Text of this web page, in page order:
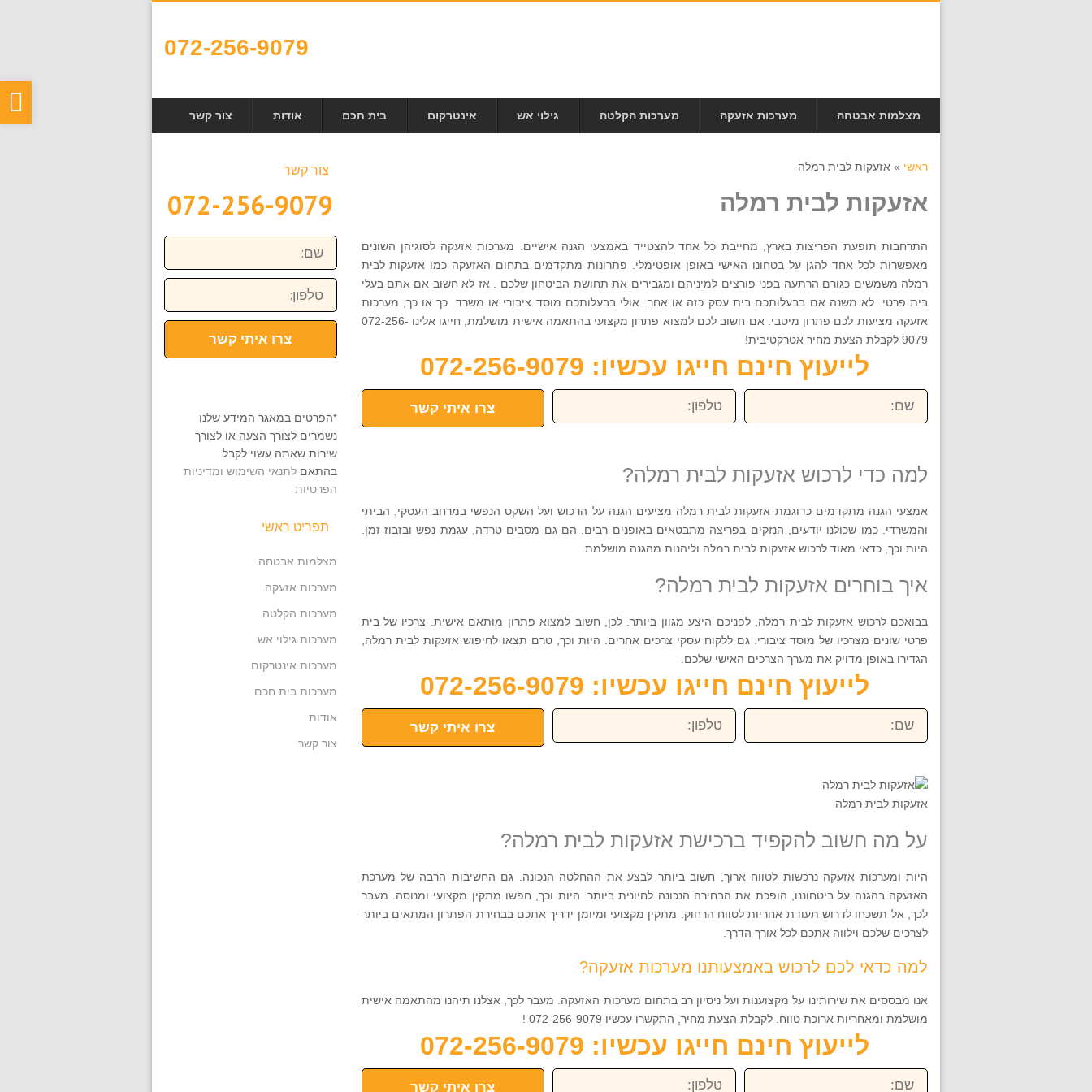
072-256-9079
מצלמות אבטחה מערכות אזעקה מערכות הקלטה גילוי אש אינטרקום בית חכם אודות צור קשר
ראשי » אזעקות לבית רמלה
אזעקות לבית רמלה
התרחבות תופעת הפריצות בארץ, מחייבת כל אחד להצטייד באמצעי הגנה אישיים. מערכות אזעקה לסוגיהן השונים
מאפשרות לכל אחד להגן על בטחונו האישי באופן אופטימלי. פתרונות מתקדמים בתחום האזעקה כמו אזעקות לבית
רמלה משמשים כגורם הרתעה בפני פורצים למיניהם ומגבירים את תחושת הביטחון שלכם . אז לא חשוב אם אתם בעלי
בית פרטי. לא משנה אם בבעלותכם בית עסק כזה או אחר. אולי בבעלותכם מוסד ציבורי או משרד. כך או כך, מערכות
אזעקה מציעות לכם פתרון מיטבי. אם חשוב לכם למצוא פתרון מקצועי בהתאמה אישית מושלמת, חייגו אלינו 072-256-
9079 לקבלת הצעת מחיר אטרקטיבית!
לייעוץ חינם חייגו עכשיו: 072-256-9079
שם: טלפון:
צרו איתי קשר
למה כדי לרכוש אזעקות לבית רמלה?
אמצעי הגנה מתקדמים כדוגמת אזעקות לבית רמלה מציעים הגנה על הרכוש ועל השקט הנפשי במרחב העסקי, הביתי
והמשרדי. כמו שכולנו יודעים, הנזקים בפריצה מתבטאים באופנים רבים. הם גם מסבים טרדה, עגמת נפש ובזבוז זמן.
היות וכך, כדאי מאוד לרכוש אזעקות לבית רמלה וליהנות מהגנה מושלמת.
איך בוחרים אזעקות לבית רמלה?
בבואכם לרכוש אזעקות לבית רמלה, לפניכם היצע מגוון ביותר. לכן, חשוב למצוא פתרון מותאם אישית. צרכיו של בית
פרטי שונים מצרכיו של מוסד ציבורי. גם ללקוח עסקי צרכים אחרים. היות וכך, טרם תצאו לחיפוש אזעקות לבית רמלה,
הגדירו באופן מדויק את מערך הצרכים האישי שלכם.
לייעוץ חינם חייגו עכשיו: 072-256-9079
שם: טלפון:
צרו איתי קשר
אזעקות לבית רמלה
על מה חשוב להקפיד ברכישת אזעקות לבית רמלה?
היות ומערכות אזעקה נרכשות לטווח ארוך, חשוב ביותר לבצע את ההחלטה הנכונה. גם החשיבות הרבה של מערכת
האזעקה בהגנה על ביטחוננו, הופכת את הבחירה הנכונה לחיונית ביותר. היות וכך, חפשו מתקין מקצועי ומנוסה. מעבר
לכך, אל תשכחו לדרוש תעודת אחריות לטווח הרחוק. מתקין מקצועי ומיומן ידריך אתכם בבחירת הפתרון המתאים ביותר
לצרכים שלכם וילווה אתכם לכל אורך הדרך.
למה כדאי לכם לרכוש באמצעותנו מערכות אזעקה?
אנו מבססים את שירותינו על מקצוענות ועל ניסיון רב בתחום מערכות האזעקה. מעבר לכך, אצלנו תיהנו מהתאמה אישית
מושלמת ומאחריות ארוכת טווח. לקבלת הצעת מחיר, התקשרו עכשיו 072-256-9079 !
לייעוץ חינם חייגו עכשיו: 072-256-9079
שם: טלפון:
צרו איתי קשר
צור קשר
072-256-9079
שם:
טלפון:
צרו איתי קשר
*הפרטים במאגר המידע שלנו
נשמרים לצורך הצעה או לצורך
שירות שאתה עשוי לקבל
בהתאםלתנאי השימוש ומדיניות
הפרטיות
תפריט ראשי
מצלמות אבטחה
מערכות אזעקה
מערכות הקלטה
מערכות גילוי אש
מערכות אינטרקום
מערכות בית חכם
אודות
צור קשר